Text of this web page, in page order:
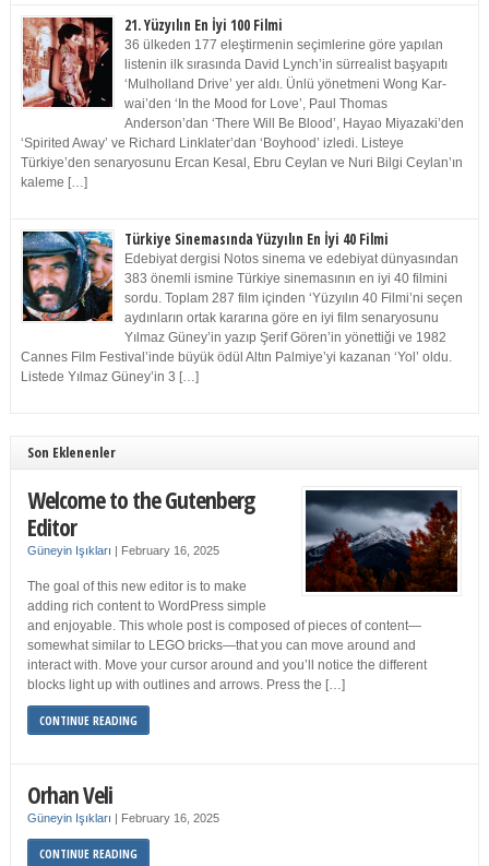
21. Yüzyılın En İyi 100 Filmi
36 ülkeden 177 eleştirmenin seçimlerine göre yapılan
listenin ilk sırasında David Lynch’in sürrealist başyapıtı
‘Mulholland Drive’ yer aldı. Ünlü yönetmeni Wong Kar-
wai’den ‘In the Mood for Love’, Paul Thomas
Anderson’dan ‘There Will Be Blood’, Hayao Miyazaki’den
‘Spirited Away’ ve Richard Linklater’dan ‘Boyhood’ izledi. Listeye
Türkiye’den senaryosunu Ercan Kesal, Ebru Ceylan ve Nuri Bilgi Ceylan’ın
kaleme […]
Türkiye Sinemasında Yüzyılın En İyi 40 Filmi
Edebiyat dergisi Notos sinema ve edebiyat dünyasından
383 önemli ismine Türkiye sinemasının en iyi 40 filmini
sordu. Toplam 287 film içinden ‘Yüzyılın 40 Filmi’ni seçen
aydınların ortak kararına göre en iyi film senaryosunu
Yılmaz Güney’in yazıp Şerif Gören’in yönettiği ve 1982
Cannes Film Festival’inde büyük ödül Altın Palmiye’yi kazanan ‘Yol’ oldu.
Listede Yılmaz Güney’in 3 […]
Son Eklenenler
Welcome to the Gutenberg
Editor
Güneyin Işıkları | February 16, 2025
The goal of this new editor is to make
adding rich content to WordPress simple
and enjoyable. This whole post is composed of pieces of content—
somewhat similar to LEGO bricks—that you can move around and
interact with. Move your cursor around and you’ll notice the different
blocks light up with outlines and arrows. Press the […]
CONTINUE READING
Orhan Veli
Güneyin Işıkları | February 16, 2025
CONTINUE READING